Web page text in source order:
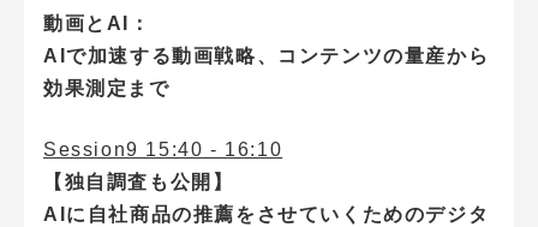
動画とAI：
AIで加速する動画戦略、コンテンツの量産から
効果測定まで
Session9 15:40 - 16:10
【独自調査も公開】
AIに自社商品の推薦をさせていくためのデジタ